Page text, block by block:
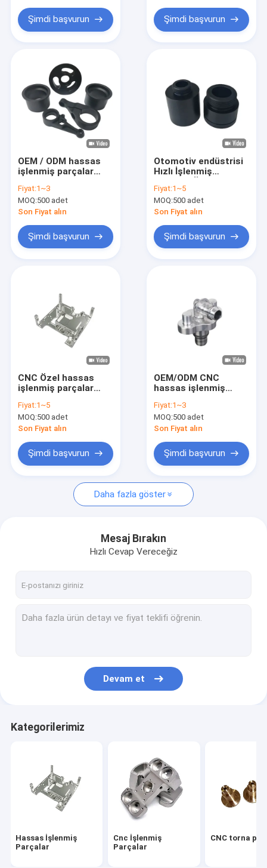
Videolar
Bizim Hakkımızda
Haberler
Blog
Cnc İşlenmiş Parçalar
CNC torna parçaları
alüminyum Döküm gövde
Skived Fin Isı Emici
Soğuk plaka ısı lavabosu
Şimdi başvurun Şimdi başvurun
OEM / ODM hassas
işlenmiş parçalar
frezeleme işlemi
Fiyat:1~3
MOQ:500 adet
Son Fiyat alın
Şimdi başvurun
Otomotiv endüstrisi
Hızlı İşlenmiş
frezeleme /
dönüştürme
Fiyat:1~5
MOQ:500 adet
Son Fiyat alın
Şimdi başvurun
CNC Özel hassas
işlenmiş parçalar
bitirme
Fiyat:1~5
MOQ:500 adet
Son Fiyat alın
Şimdi başvurun
OEM/ODM CNC
hassas işlenmiş
elektronik bileşenler
işlemi
Fiyat:1~3
MOQ:500 adet
Son Fiyat alın
Şimdi başvurun
Daha fazla göster
Mesaj Bırakın
Hızlı Cevap Vereceğiz
Devam et
Kategorilerimiz
Hassas İşlenmiş
Parçalar
Cnc İşlenmiş
Parçalar
CNC torna